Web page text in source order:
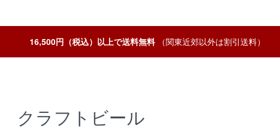
16,500円（税込）以上で送料無料（関東近郊以外は割引送料）
クラフトビール